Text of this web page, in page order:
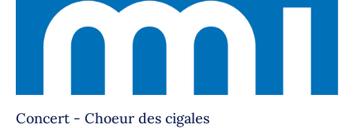
Concert - Choeur des cigales